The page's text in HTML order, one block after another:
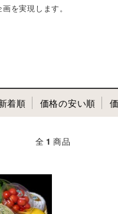
を実現します。
着順 価格の安い順
全 1 商品